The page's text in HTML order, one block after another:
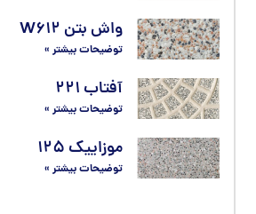
واش بتن W۶۱۲
توضیحات بیشتر »
آفتاب ۲۲۱
توضیحات بیشتر »
موزاییک ۱۲۵
توضیحات بیشتر »